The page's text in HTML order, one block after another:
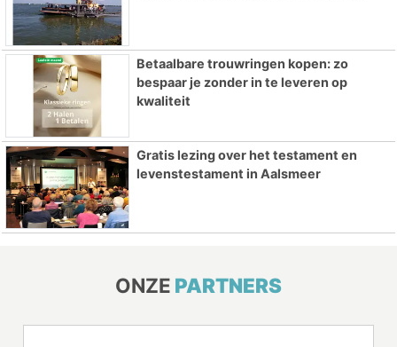
Betaalbare trouwringen kopen: zo
bespaar je zonder in te leveren op
kwaliteit
Gratis lezing over het testament en
levenstestament in Aalsmeer
ONZE PARTNERS